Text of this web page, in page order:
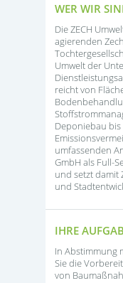
WER WIR
Die ZECH
agierenden
Umwelt der
reicht von
Deponiebau
umfassenden
GmbH als Full-
und setzt damit
und
IHRE
In Abstimmung
Sie die
von